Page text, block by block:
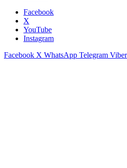
Facebook
X
YouTube
Instagram
Facebook X WhatsApp Telegram Viber